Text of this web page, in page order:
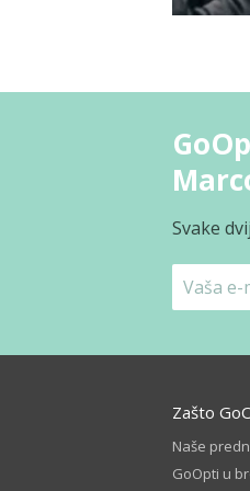
Svake
Zašto
Naše
GoOpti u